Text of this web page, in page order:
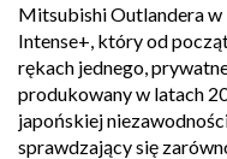
Mitsubishi Outlandera
Intense+, który od
rękach jednego,
produkowany w latach
japońskiej
sprawdzający się